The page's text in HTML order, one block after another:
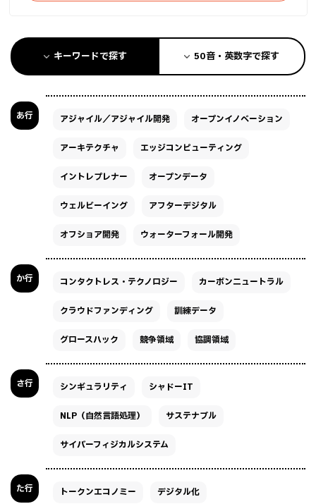
キーワードで探す 50音・英数字で探す
あ行 アジャイル／アジャイル開発 オープンイノベーション
アーキテクチャ エッジコンピューティング
イントレプレナー オープンデータ
ウェルビーイング アフターデジタル
オフショア開発 ウォーターフォール開発
か行 コンタクトレス・テクノロジー カーボンニュートラル
クラウドファンディング 訓練データ
グロースハック 競争領域 協調領域
さ行 シンギュラリティ シャドーIT
NLP（自然言語処理） サステナブル
サイバーフィジカルシステム
た行 トークンエコノミー デジタル化